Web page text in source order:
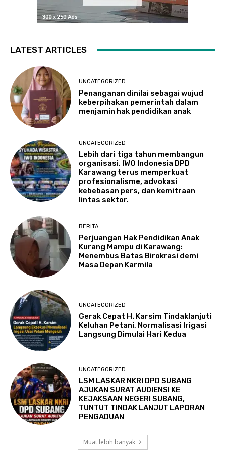
LATEST ARTICLES
UNCATEGORIZED
Penanganan dinilai sebagai wujud
keberpihakan pemerintah dalam
menjamin hak pendidikan anak
UNCATEGORIZED
Lebih dari tiga tahun membangun
organisasi, IWO Indonesia DPD
Karawang terus memperkuat
profesionalisme, advokasi
kebebasan pers, dan kemitraan
lintas sektor.
BERITA
Perjuangan Hak Pendidikan Anak
Kurang Mampu di Karawang:
Menembus Batas Birokrasi demi
Masa Depan Karmila
UNCATEGORIZED
Gerak Cepat H. Karsim Tindaklanjuti
Keluhan Petani, Normalisasi Irigasi
Langsung Dimulai Hari Kedua
UNCATEGORIZED
LSM LASKAR NKRI DPD SUBANG
AJUKAN SURAT AUDIENSI KE
KEJAKSAAN NEGERI SUBANG,
TUNTUT TINDAK LANJUT LAPORAN
PENGADUAN
Muat lebih banyak